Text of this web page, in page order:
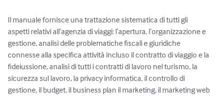
Il manuale fornisce una trattazione sistematica di tutti gli
aspetti relativi all’agenzia di viaggi: l’apertura, l’organizzazione e
gestione, analisi delle problematiche fiscali e giuridiche
connesse alla specifica attività incluso il contratto di viaggio e la
fideiussione, analisi di tutti i contratti di lavoro nel turismo, la
sicurezza sul lavoro, la privacy informatica, il controllo di
gestione, il budget, il business plan il marketing, il marketing web